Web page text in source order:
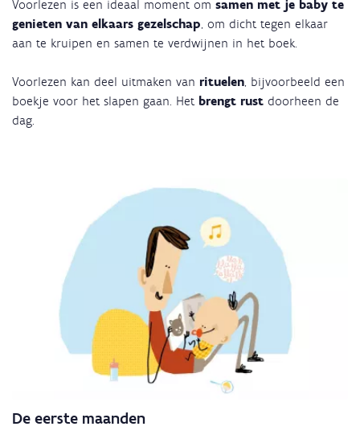
Voorlezen is een ideaal moment om samen met je baby te
genieten van elkaars gezelschap, om dicht tegen elkaar
aan te kruipen en samen te verdwijnen in het boek.
Voorlezen kan deel uitmaken van rituelen, bijvoorbeeld een
boekje voor het slapen gaan. Het brengt rust doorheen de
dag.
De eerste maanden